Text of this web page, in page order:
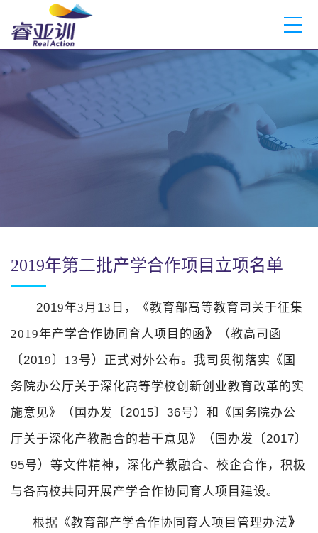
2019年第二批产学合作项目立项名单
2019年3月 13 日，《教育部高等教育司关于征集
2019年产学合作协同育人项目的函》
（教高司函
〔2019〕 13号）正式对外公布。我司贯彻落实《国
务院办公厅关于深化高等学校创新创业教育改革的实
施意见》（国办发〔2015〕 36号）和《国务院办公
厅关于深化产教融合的若干意见》（国办发〔2017〕
95号）等文件精神，深化产教融合、校企合作，积极
与各高校共同开展产学合作协同育人项目建设。
根据《教育部产学合作协同育人项目管理办法》